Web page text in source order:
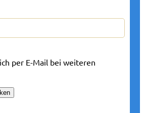
per E-Mail bei weiteren